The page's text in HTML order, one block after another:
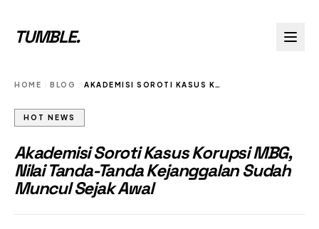
TUMBLE.
HOME BLOG AKADEMISI SOROTI KASUS KORUPSI MBG NILAI TANDA TANDA KEJANGGALAN SUDAH MUNCUL SEJAK AWAL
HOT NEWS
Akademisi Soroti Kasus Korupsi MBG,
Nilai Tanda-Tanda Kejanggalan Sudah
Muncul Sejak Awal